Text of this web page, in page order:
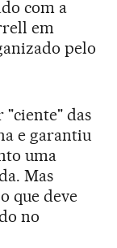
com a
em
pelo
"ciente" das
e garantiu
uma
Mas
que deve
no